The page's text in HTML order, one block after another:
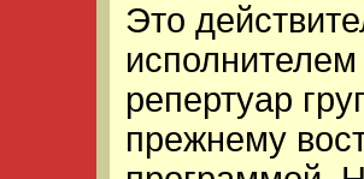
Это
репертуар
прежнему